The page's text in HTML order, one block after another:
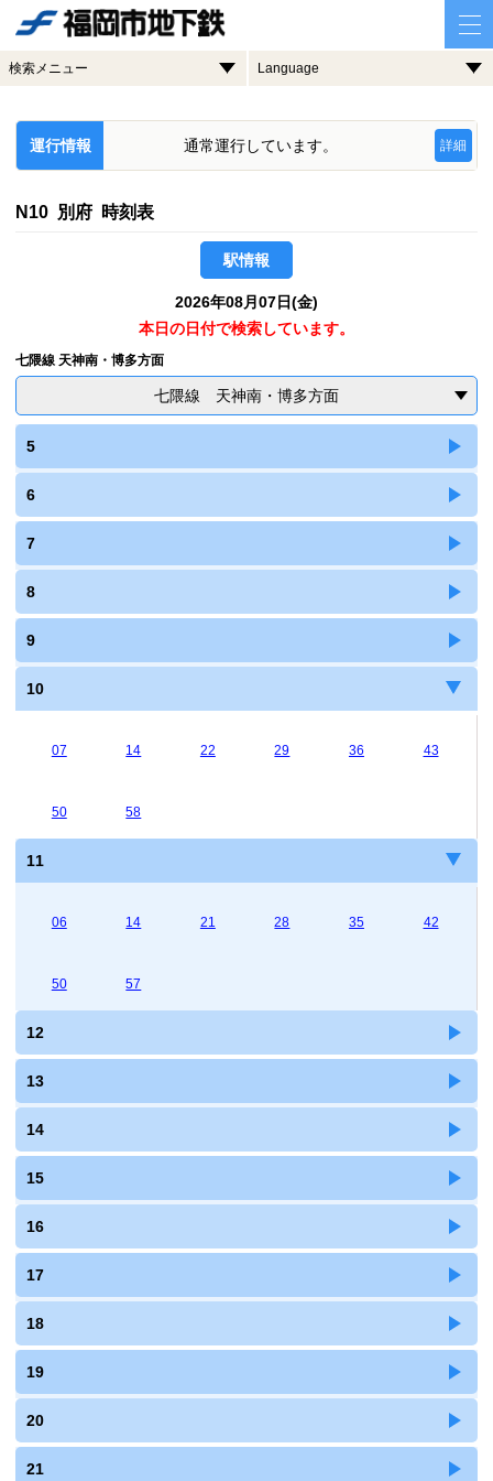
検索メニュー Language
運行情報 通常運行しています。 詳細
N10 別府 時刻表
駅情報
2026年08月07日(金)
本日の日付で検索しています。
七隈線 天神南・博多方面
七隈線 天神南・博多方面
5
6
7
8
9
10
07 14 22 29 36 43
50 58
11
06 14 21 28 35 42
50 57
12
13
14
15
16
17
18
19
20
21